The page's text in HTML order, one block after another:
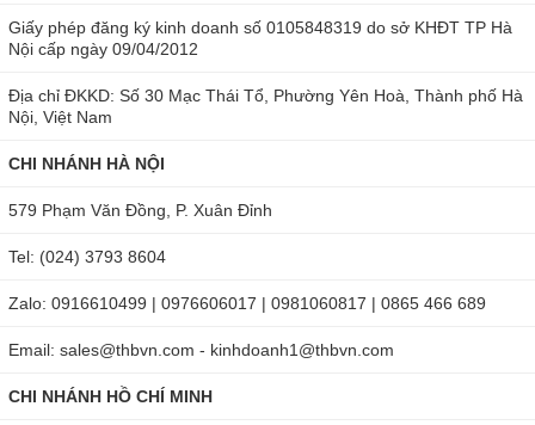
Đo giá trị hiệu dụng thực
Có cảnh báo âm thanh liên tục khi đo thông mạch
Hiển thị kết quả đo lớn nhất (Max) và kết quả đo nhỏ nhất
dụng
Đáp ứng tiêu chuẩn an toàn điện áp CAT IV 600V và
CAT III 1000V.
Giấy phép đăng ký kinh doanh số 0105848319 do sở KHĐT TP Hà
Nội cấp ngày 09/04/2012
Địa chỉ ĐKKD: Số 30 Mạc Thái Tổ, Phường Yên Hoà, Thành phố Hà
Nội, Việt Nam
CHI NHÁNH HÀ NỘI
579 Phạm Văn Đồng, P. Xuân Đỉnh
Tel: (024) 3793 8604
Zalo: 0916610499 | 0976606017 | 0981060817 | 0865 466 689
Email: sales@thbvn.com - kinhdoanh1@thbvn.com
CHI NHÁNH HỒ CHÍ MINH